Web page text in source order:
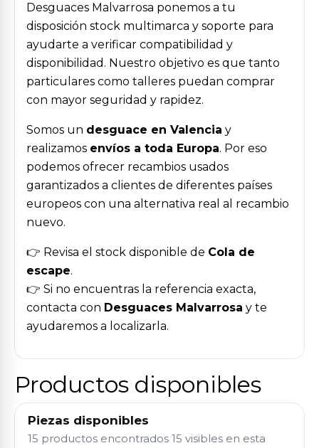
Desguaces Malvarrosa ponemos a tu
disposición stock multimarca y soporte para
ayudarte a verificar compatibilidad y
disponibilidad. Nuestro objetivo es que tanto
particulares como talleres puedan comprar
con mayor seguridad y rapidez.
Somos un desguace en Valencia y
realizamos envíos a toda Europa. Por eso
podemos ofrecer recambios usados
garantizados a clientes de diferentes países
europeos con una alternativa real al recambio
nuevo.
👉 Revisa el stock disponible de Cola de
escape.
👉 Si no encuentras la referencia exacta,
contacta con Desguaces Malvarrosa y te
ayudaremos a localizarla.
Productos disponibles
Piezas disponibles
15 productos encontrados 15 visibles en esta